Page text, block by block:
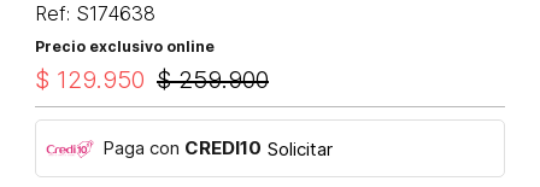
Ref: S174638
Precio exclusivo online
$ 259.900
$ 129.950
Paga con CREDI10 Solicitar